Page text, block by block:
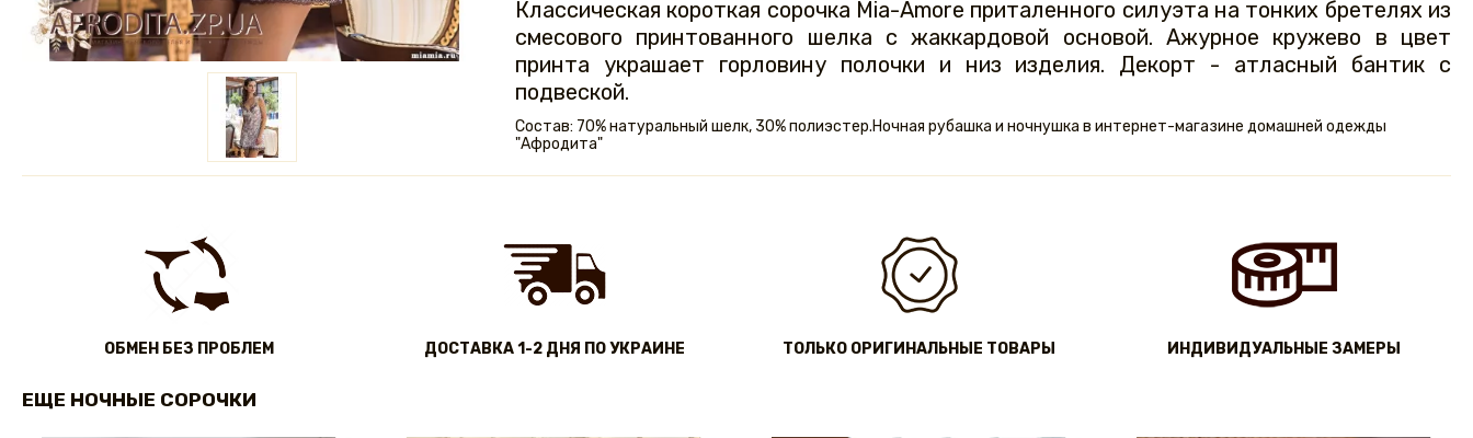
Классическая короткая сорочка Mia-Amore приталенного силуэта на тонких бретелях из
смесового принтованного шелка с жаккардовой основой. Ажурное кружево в цвет
принта украшает горловину полочки и низ изделия. Декорт - атласный бантик с
подвеской.
Состав: 70% натуральный шелк, 30% полиэстер.Ночная рубашка и ночнушка в интернет-магазине домашней одежды
"Афродита"
ОБМЕН БЕЗ ПРОБЛЕМ ДОСТАВКА 1-2 ДНЯ ПО УКРАИНЕ ТОЛЬКО ОРИГИНАЛЬНЫЕ ТОВАРЫ ИНДИВИДУАЛЬНЫЕ ЗАМЕРЫ
ЕЩЕ НОЧНЫЕ СОРОЧКИ